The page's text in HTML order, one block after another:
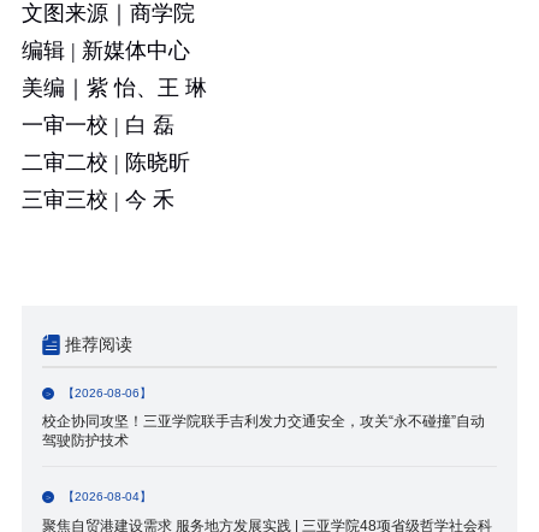
文图来源｜商学院
编辑 | 新媒体中心
美编｜紫 怡、王 琳
一审一校 | 白 磊
二审二校 | 陈晓昕
三审三校 | 今 禾
推荐阅读
【2026-08-06】
校企协同攻坚！三亚学院联手吉利发力交通安全，攻关“永不碰撞”自动
驾驶防护技术
【2026-08-04】
聚焦自贸港建设需求 服务地方发展实践 | 三亚学院48项省级哲学社会科